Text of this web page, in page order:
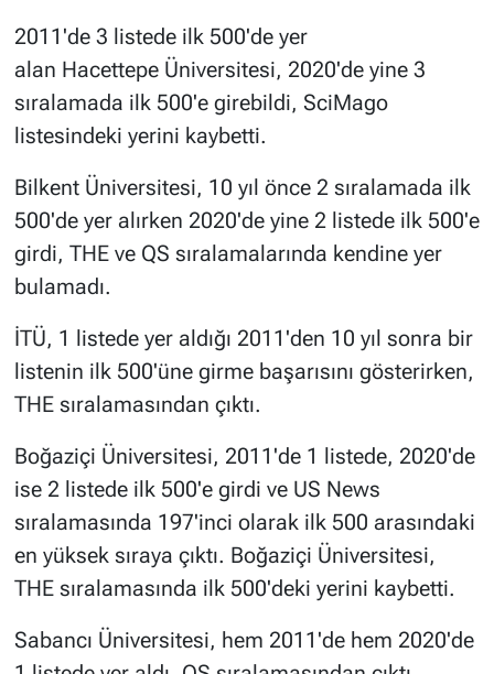
2011'de 3 listede ilk 500'de yer
alan Hacettepe Üniversitesi, 2020'de yine 3
sıralamada ilk 500'e girebildi, SciMago
listesindeki yerini kaybetti.
Bilkent Üniversitesi, 10 yıl önce 2 sıralamada ilk
500'de yer alırken 2020'de yine 2 listede ilk 500'e
girdi, THE ve QS sıralamalarında kendine yer
bulamadı.
İTÜ, 1 listede yer aldığı 2011'den 10 yıl sonra bir
listenin ilk 500'üne girme başarısını gösterirken,
THE sıralamasından çıktı.
Boğaziçi Üniversitesi, 2011'de 1 listede, 2020'de
ise 2 listede ilk 500'e girdi ve US News
sıralamasında 197'inci olarak ilk 500 arasındaki
en yüksek sıraya çıktı. Boğaziçi Üniversitesi,
THE sıralamasında ilk 500'deki yerini kaybetti.
Sabancı Üniversitesi, hem 2011'de hem 2020'de